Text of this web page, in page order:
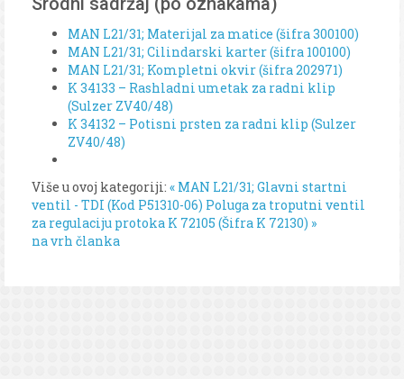
MAN L21/31; Materijal za matice (šifra 300100)
MAN L21/31; Cilindarski karter (šifra 100100)
MAN L21/31; Kompletni okvir (šifra 202971)
K 34133 – Rashladni umetak za radni klip
(Sulzer ZV40/48)
K 34132 – Potisni prsten za radni klip (Sulzer
ZV40/48)
Više u ovoj kategoriji: « MAN L21/31; Glavni startni
ventil - TDI (Kod P51310-06) Poluga za troputni ventil
za regulaciju protoka K 72105 (Šifra K 72130) »
na vrh članka